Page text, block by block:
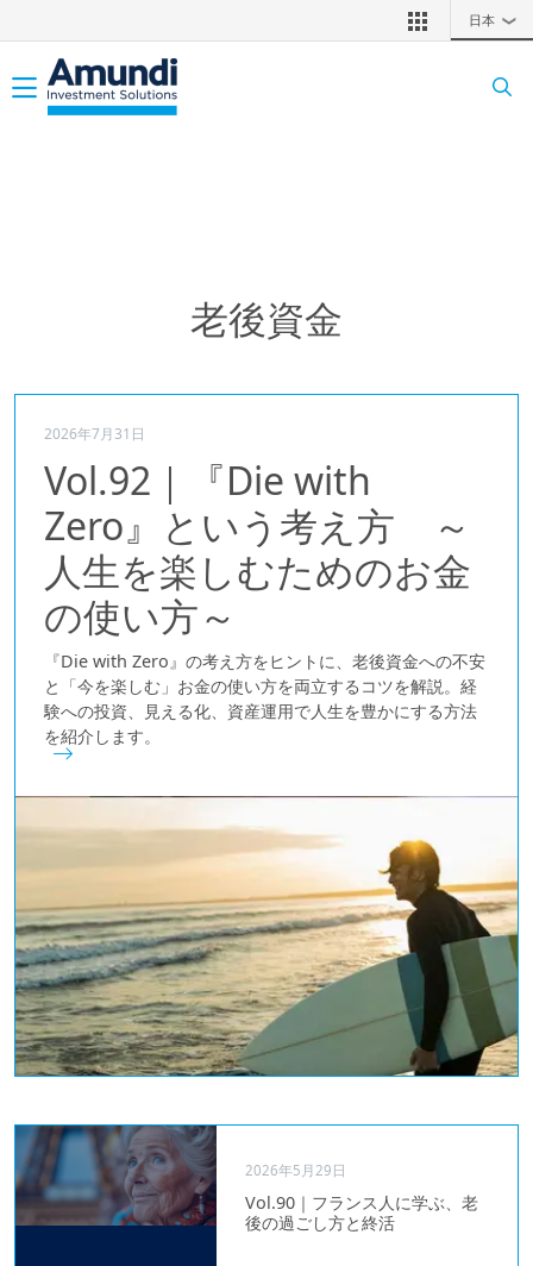
日本 ❯
Toggle navigation
老後資金
2026年7月31日
Vol.92｜『Die with
Zero』という考え方 ～
人生を楽しむためのお金
の使い方～
『Die with Zero』の考え方をヒントに、老後資金への不安
と「今を楽しむ」お金の使い方を両立するコツを解説。経
験への投資、見える化、資産運用で人生を豊かにする方法
を紹介します。
2026年5月29日
Vol.90｜フランス人に学ぶ、老
後の過ごし方と終活